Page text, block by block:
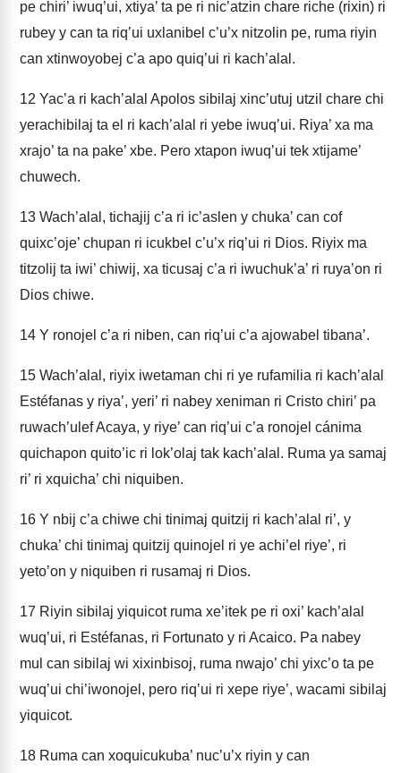
pe chiri’ iwuq’ui, xtiya’ ta pe ri nic’atzin chare riche (rixin) ri
rubey y can ta riq’ui uxlanibel c’u’x nitzolin pe, ruma riyin
can xtinwoyobej c’a apo quiq’ui ri kach’alal.
12 Yac’a ri kach’alal Apolos sibilaj xinc’utuj utzil chare chi
yerachibilaj ta el ri kach’alal ri yebe iwuq’ui. Riya’ xa ma
xrajo’ ta na pake’ xbe. Pero xtapon iwuq’ui tek xtijame’
chuwech.
13 Wach’alal, tichajij c’a ri ic’aslen y chuka’ can cof
quixc’oje’ chupan ri icukbel c’u’x riq’ui ri Dios. Riyix ma
titzolij ta iwi’ chiwij, xa ticusaj c’a ri iwuchuk’a’ ri ruya’on ri
Dios chiwe.
14 Y ronojel c’a ri niben, can riq’ui c’a ajowabel tibana’.
15 Wach’alal, riyix iwetaman chi ri ye rufamilia ri kach’alal
Estéfanas y riya’, yeri’ ri nabey xeniman ri Cristo chiri’ pa
ruwach’ulef Acaya, y riye’ can riq’ui c’a ronojel cánima
quichapon quito’ic ri lok’olaj tak kach’alal. Ruma ya samaj
ri’ ri xquicha’ chi niquiben.
16 Y nbij c’a chiwe chi tinimaj quitzij ri kach’alal ri’, y
chuka’ chi tinimaj quitzij quinojel ri ye achi’el riye’, ri
yeto’on y niquiben ri rusamaj ri Dios.
17 Riyin sibilaj yiquicot ruma xe’itek pe ri oxi’ kach’alal
wuq’ui, ri Estéfanas, ri Fortunato y ri Acaico. Pa nabey
mul can sibilaj wi xixinbisoj, ruma nwajo’ chi yixc’o ta pe
wuq’ui chi’iwonojel, pero riq’ui ri xepe riye’, wacami sibilaj
yiquicot.
18 Ruma can xoquicukuba’ nuc’u’x riyin y can